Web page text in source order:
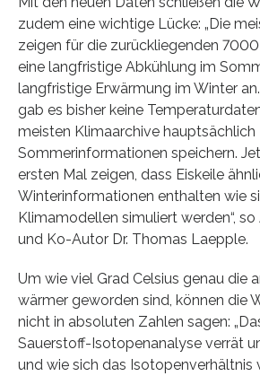
zudem eine wichtige Lücke: „Die
zeigen für die zurückliegenden 7000
eine langfristige Abkühlung im
langfristige Erwärmung im Winter
gab es bisher keine
meisten Klimaarchive hauptsächlich
Sommerinformationen speichern.
ersten Mal zeigen, dass Eiskeile
Winterinformationen enthalten wie
Klimamodellen simuliert werden“,
und Ko-Autor Dr. Thomas Laepple.
Um wie viel Grad Celsius genau die
wärmer geworden sind, können die
nicht in absoluten Zahlen sagen:
Sauerstoff-Isotopenanalyse verrät
und wie sich das Isotopenverhältnis